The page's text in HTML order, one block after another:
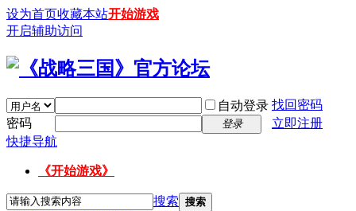
设为首页收藏本站开始游戏
开启辅助访问
自动登录 找回密码
密码
登录
立即注册
快捷导航
《开始游戏》
搜索 搜索